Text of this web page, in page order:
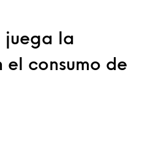
juega la
consumo de